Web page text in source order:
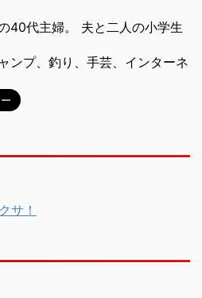
40代主婦。 夫と二人の小学生
ンプ、釣り、手芸、インターネ
サ！